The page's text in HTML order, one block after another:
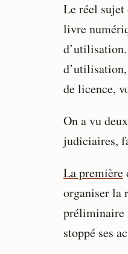
Le réel sujet
livre
de licence,
On a vu
judiciaires,
La première
organiser la
préliminaire
stoppé ses